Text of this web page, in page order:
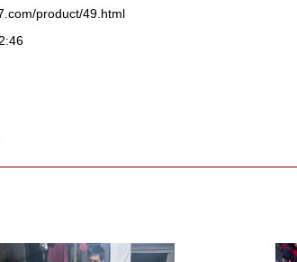
product/49.html